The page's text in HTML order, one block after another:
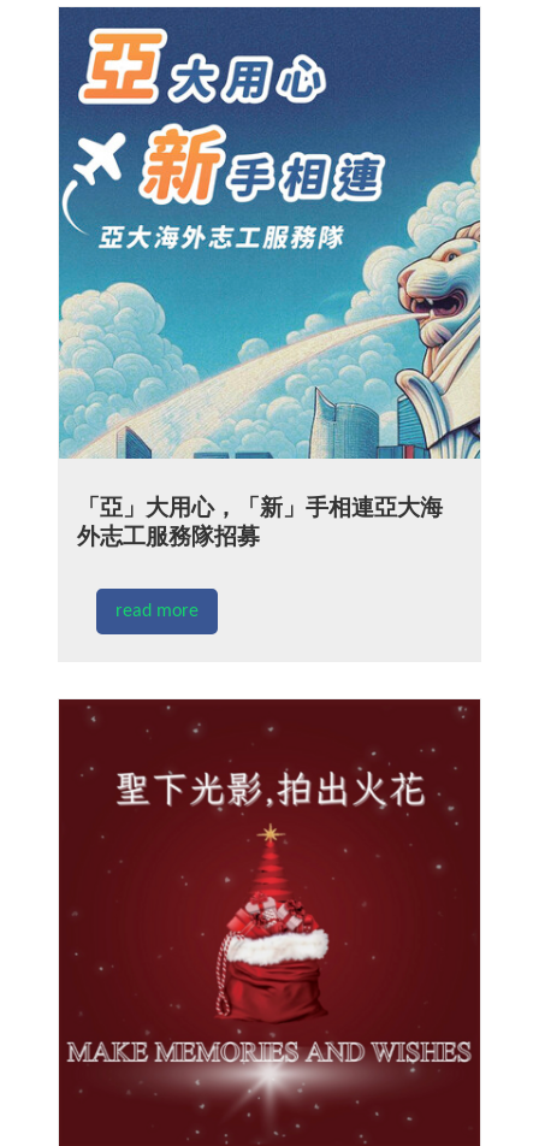
「亞」大用心，「新」手相連亞大海
外志工服務隊招募
read more